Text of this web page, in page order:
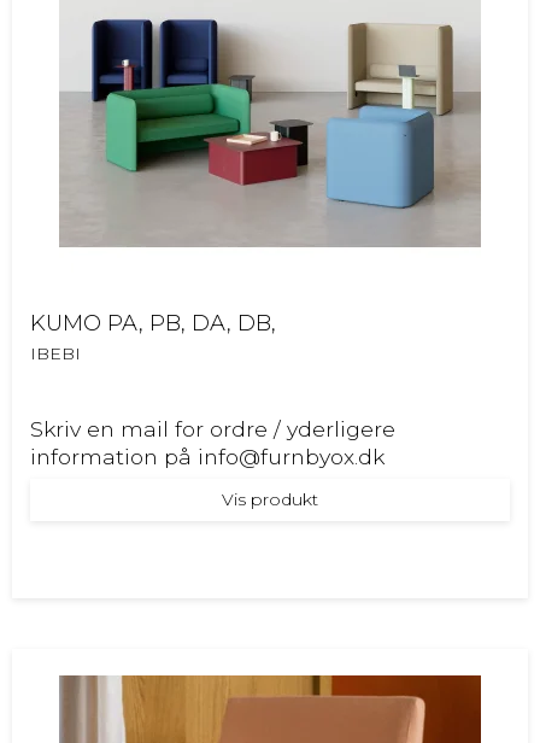
KUMO PA, PB, DA, DB,
IBEBI
Skriv en mail for ordre / yderligere
information på info@furnbyox.dk
Vis produkt